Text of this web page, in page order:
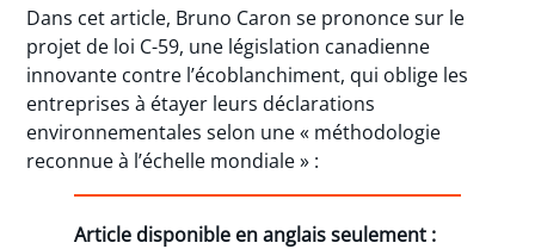
Dans cet article, Bruno Caron se prononce sur le
projet de loi C-59, une législation canadienne
innovante contre l’écoblanchiment, qui oblige les
entreprises à étayer leurs déclarations
environnementales selon une « méthodologie
reconnue à l’échelle mondiale » :
Article disponible en anglais seulement :